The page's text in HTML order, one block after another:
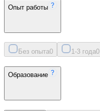
Опыт работы
Без опыта0 1-3 года0
Образование